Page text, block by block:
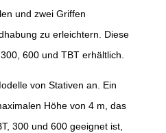
und zwei Griffen
zu erleichtern. Diese
600 und TBT erhältlich.
von Stativen an. Ein
Höhe von 4 m, das
300 und 600 geeignet ist,